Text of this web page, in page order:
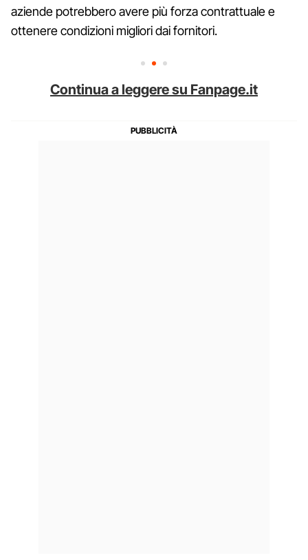
aziende potrebbero avere più forza contrattuale e
ottenere condizioni migliori dai fornitori.
Continua a leggere su Fanpage.it